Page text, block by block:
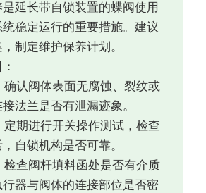
延长带自锁装置的蝶阀使用
稳定运行的重要措施。建议
制定维护保养计划。
：
确认阀体表面无腐蚀、裂纹或
法兰是否有泄漏迹象。
定期进行开关操作测试，检查
自锁机构是否可靠。
检查阀杆填料函处是否有介质
器与阀体的连接部位是否密